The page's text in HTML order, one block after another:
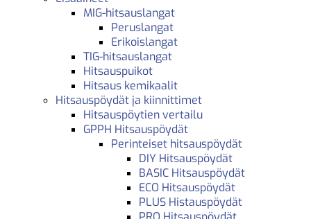
MIG-hitsauslangat
Peruslangat
Erikoislangat
TIG-hitsauslangat
Hitsauspuikot
Hitsaus kemikaalit
Hitsauspöydät ja kiinnittimet
Hitsauspöytien vertailu
GPPH Hitsauspöydät
Perinteiset hitsauspöydät
DIY Hitsauspöydät
BASIC Hitsauspöydät
ECO Hitsauspöydät
PLUS Histauspöydät